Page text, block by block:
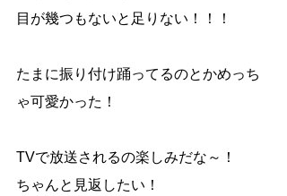
目が幾つもないと足りない！！！
たまに振り付け踊ってるのとかめっち
ゃ可愛かった！
TVで放送されるの楽しみだな～！
ちゃんと見返したい！